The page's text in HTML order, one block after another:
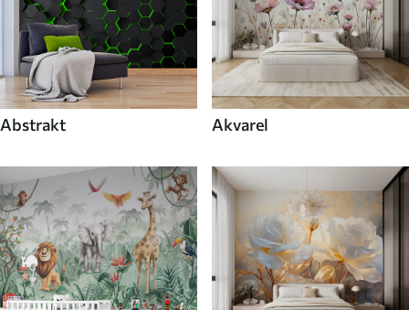
Abstrakt Akvarel